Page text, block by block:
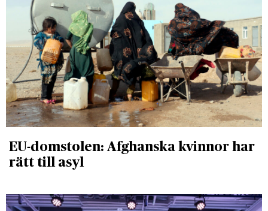
EU-domstolen: Afghanska kvinnor har
rätt till asyl